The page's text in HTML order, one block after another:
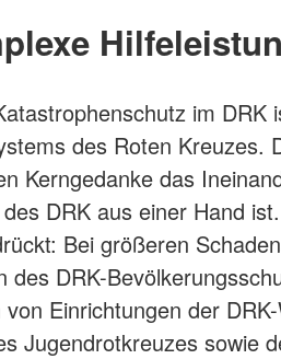
im DRK
des Roten Kreuzes.
Kerngedanke das
DRK aus einer Hand ist.
Bei größeren
des DRK-
Einrichtungen der
Jugendrotkreuzes sowie